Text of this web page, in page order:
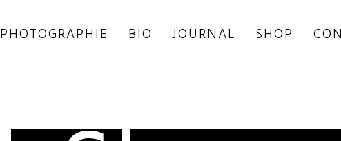
PHOTOGRAPHIE BIO JOURNAL SHOP